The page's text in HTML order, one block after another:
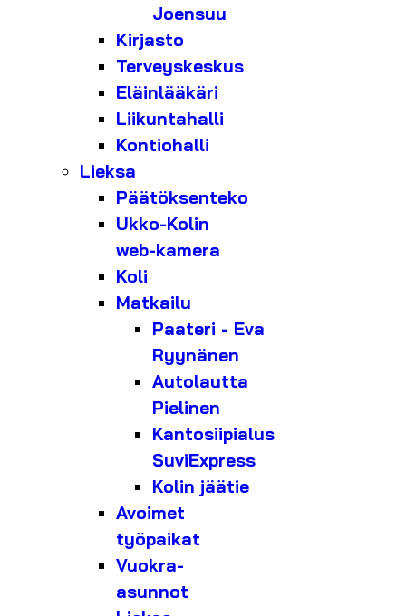
Joensuu
Kirjasto
Terveyskeskus
Eläinlääkäri
Liikuntahalli
Kontiohalli
Lieksa
Päätöksenteko
Ukko-Kolin
web-kamera
Koli
Matkailu
Paateri - Eva
Ryynänen
Autolautta
Pielinen
Kantosiipialus
SuviExpress
Kolin jäätie
Avoimet
työpaikat
Vuokra-
asunnot